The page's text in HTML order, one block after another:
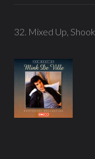
32. Mixed Up,